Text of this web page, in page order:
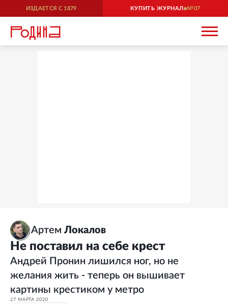
ИЗДАЕТСЯ С 1879 КУПИТЬ ЖУРНАЛ 07
Артем Локалов
Не поставил на себе крест
Андрей Пронин лишился ног, но не
желания жить - теперь он вышивает
картины крестиком у метро
27 МАРТА 2020